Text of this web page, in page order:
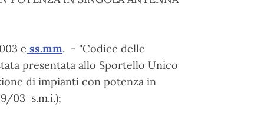
e ss.mm. - "Codice delle
presentata allo Sportello Unico
di impianti con potenza in
03 s.m.i.);